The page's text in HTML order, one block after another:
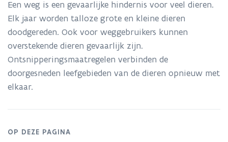
bevindt
zich
op:
Ontsnippering
Een weg is een gevaarlijke hindernis voor veel dieren.
Elk jaar worden talloze grote en kleine dieren
doodgereden. Ook voor weggebruikers kunnen
overstekende dieren gevaarlijk zijn.
Ontsnipperingsmaatregelen verbinden de
doorgesneden leefgebieden van de dieren opnieuw met
elkaar.
OP DEZE PAGINA